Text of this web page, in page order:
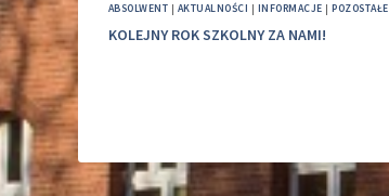
ABSOLWENT | AKTUALNOŚCI | INFORMACJE |POZOSTAŁE
KOLEJNY ROK SZKOLNY ZA NAMI!